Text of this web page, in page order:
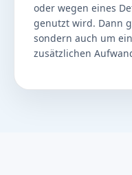
oder wegen eines
genutzt wird. Dann
sondern auch um
zusätzlichen